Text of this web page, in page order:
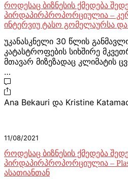
როდესაც ბიზნესის ქმედება
პირდაპირპროპორციულია –
ინტერვიუ ტასო გომელაურსა და
უკანასკნელი 30 წლის
კატასტროფების სიხშირე
მთავარ მიზეზადაც კლიმატის
…
Ana Bekauri და Kristine
11/08/2021
როდესაც ბიზნესის ქმედება
პირდაპირპროპორციულია –
ასათიანთან